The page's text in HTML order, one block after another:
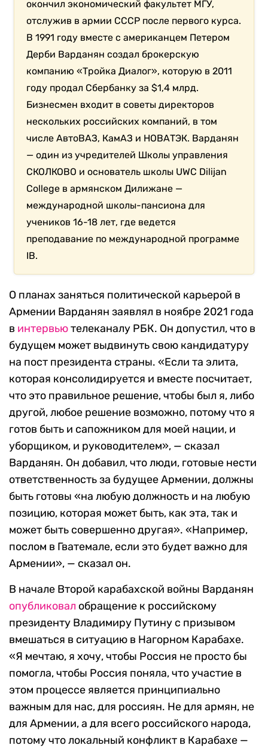
окончил экономический факультет МГУ,
отслужив в армии СССР после первого курса.
В 1991 году вместе с американцем Петером
Дерби Варданян создал брокерскую
компанию «Тройка Диалог», которую в 2011
году продал Сбербанку за $1,4 млрд.
Бизнесмен входит в советы директоров
нескольких российских компаний, в том
числе АвтоВАЗ, КамАЗ и НОВАТЭК. Варданян
— один из учредителей Школы управления
СКОЛКОВО и основатель школы UWC Dilijan
College в армянском Дилижане —
международной школы-пансиона для
учеников 16-18 лет, где ведется
преподавание по международной программе
IB.
О планах заняться политической карьерой в
Армении Варданян заявлял в ноябре 2021 года
в интервьютелеканалу РБК. Он допустил, что в
будущем может выдвинуть свою кандидатуру
на пост президента страны. «Если та элита,
которая консолидируется и вместе посчитает,
что это правильное решение, чтобы был я, либо
другой, любое решение возможно, потому что я
готов быть и сапожником для моей нации, и
уборщиком, и руководителем», — сказал
Варданян. Он добавил, что люди, готовые нести
ответственность за будущее Армении, должны
быть готовы «на любую должность и на любую
позицию, которая может быть, как эта, так и
может быть совершенно другая». «Например,
послом в Гватемале, если это будет важно для
Армении», — сказал он.
В начале Второй карабахской войны Варданян
опубликовал обращение к российскому
президенту Владимиру Путину с призывом
вмешаться в ситуацию в Нагорном Карабахе.
«Я мечтаю, я хочу, чтобы Россия не просто бы
помогла, чтобы Россия поняла, что участие в
этом процессе является принципиально
важным для нас, для россиян. Не для армян, не
для Армении, а для всего российского народа,
потому что локальный конфликт в Карабахе —